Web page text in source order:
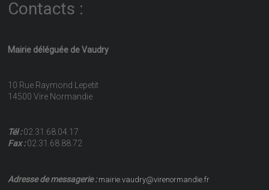
Contacts :
Mairie déléguée de Vaudry
10 Rue Raymond Lepetit
14500 Vire Normandie
Tél :02.31.68.04.17
Fax :02.31.68.88.72
Adresse de messagerie :mairie.vaudry@virenormandie.fr